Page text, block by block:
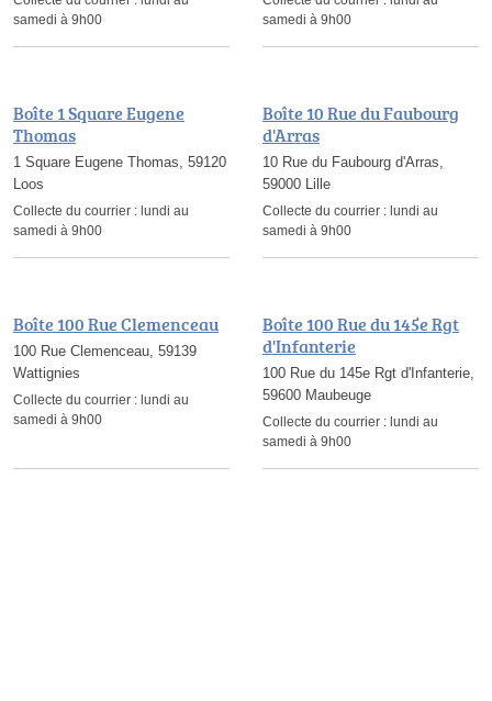
samedi à 9h00
samedi à 9h00
Boîte 1 Square Eugene
Thomas
1 Square Eugene Thomas, 59120
Loos
Collecte du courrier : lundi au
samedi à 9h00
Boîte 10 Rue du Faubourg
d'Arras
10 Rue du Faubourg d'Arras,
59000 Lille
Collecte du courrier : lundi au
samedi à 9h00
Boîte 100 Rue Clemenceau
100 Rue Clemenceau, 59139
Wattignies
Collecte du courrier : lundi au
samedi à 9h00
Boîte 100 Rue du 145e Rgt
d'Infanterie
100 Rue du 145e Rgt d'Infanterie,
59600 Maubeuge
Collecte du courrier : lundi au
samedi à 9h00